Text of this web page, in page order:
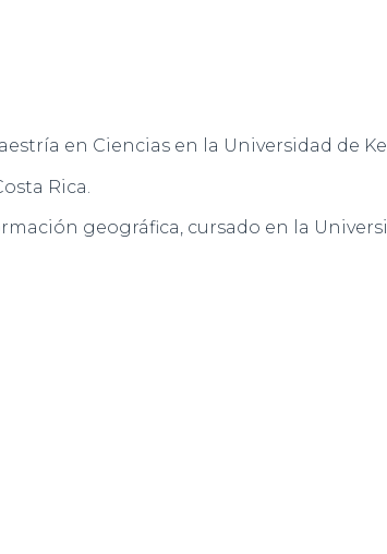
en Ciencias en la Universidad de
Rica.
geográfica, cursado en la